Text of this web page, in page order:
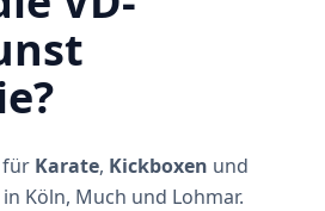
für Karate, Kickboxen und
in Köln, Much und Lohmar.